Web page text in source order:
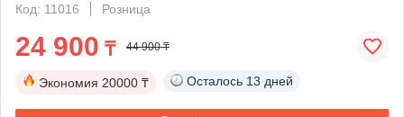
Код: 11016
Розница
24 900 ₸ 44 900 ₸
Экономия 20000 ₸ Осталось 13 дней